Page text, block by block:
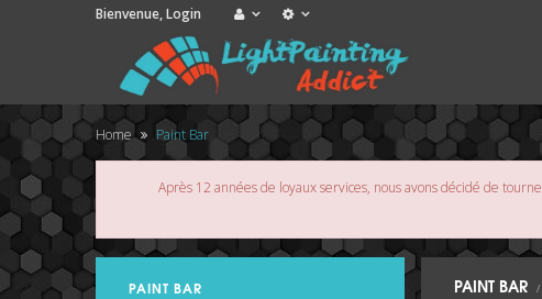
Bienvenue,Login
Home Paint Bar
Après 12 années de loyaux services, nous avons décidé de
PAINT BAR PAINT BAR/